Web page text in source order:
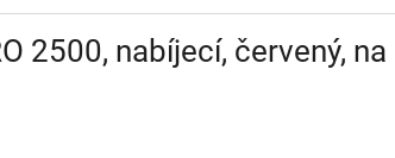
2500, nabíjecí, červený,